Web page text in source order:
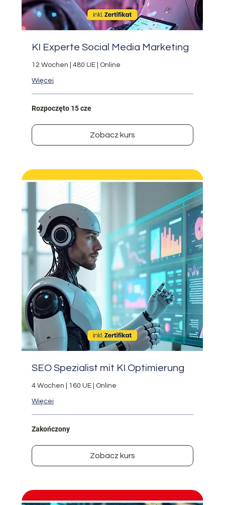
KI Experte Social Media Marketing
12 Wochen | 480 UE | Online
Więcej
Rozpoczęto 15 cze
Zobacz kurs
SEO Spezialist mit KI Optimierung
4 Wochen | 160 UE | Online
Więcej
Zakończony
Zobacz kurs